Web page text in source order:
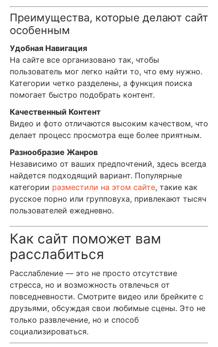
Преимущества, которые делают сайт
особенным
Удобная Навигация
На сайте все организовано так, чтобы
пользователь мог легко найти то, что ему нужно.
Категории четко разделены, а функция поиска
помогает быстро подобрать контент.
Качественный Контент
Видео и фото отличаются высоким качеством, что
делает процесс просмотра еще более приятным.
Разнообразие Жанров
Независимо от ваших предпочтений, здесь всегда
найдется подходящий вариант. Популярные
категории разместили на этом сайте, такие как
русское порно или групповуха, привлекают тысяч
пользователей ежедневно.
Как сайт поможет вам
расслабиться
Расслабление — это не просто отсутствие
стресса, но и возможность отвлечься от
повседневности. Смотрите видео или брейките с
друзьями, обсуждая свои любимые сцены. Это не
только развлечение, но и способ
социализироваться.